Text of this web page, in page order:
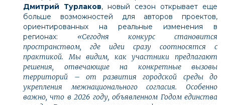
Дмитрий Турлаков, новый сезон открывает еще
больше возможностей для авторов проектов,
ориентированных на реальные изменения в
регионах: «Сегодня конкурс становится
пространством, где идеи сразу соотносятся с
практикой. Мы видим, как участники предлагают
решения, отвечающие на конкретные вызовы
территорий – от развития городской среды до
укрепления межнационального согласия. Особенно
важно, что в 2026 году, объявленном Годом единства